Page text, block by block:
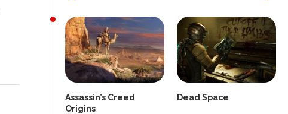
Assassin’s Creed
Origins
Dead Space